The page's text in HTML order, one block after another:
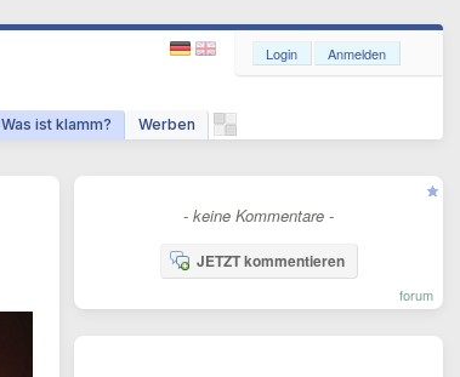
Was ist klamm? Werben
Login Anmelden
- keine Kommentare -
JETZT kommentieren
forum